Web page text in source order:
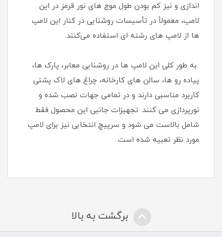
اندازی و نیز کم‌ بودن طول موج‌ های نور قرمز در این
لامپ، معمولاً در تأسیسات روشنایی در کنار این لامپ‌
ها از لامپ‌ های رشته‌ ای استفاده می‌کنند.
به طور کلی این لامپ ها در روشنایی معابر، پارک ها،
پیاده رو ها، سالن های کارخانه، چراغ های لاک پشتی
کاربرد مناسبی دارند و در تمامی جهات نصب شده و
نورپردازی می کنند. تجهیزات جانبی این محصول فقط
شامل بالاست می شود و سرپیچ انتخابی نیز برای لامپ
مورد نظر تعبیه شده است.
برگشت به بالا